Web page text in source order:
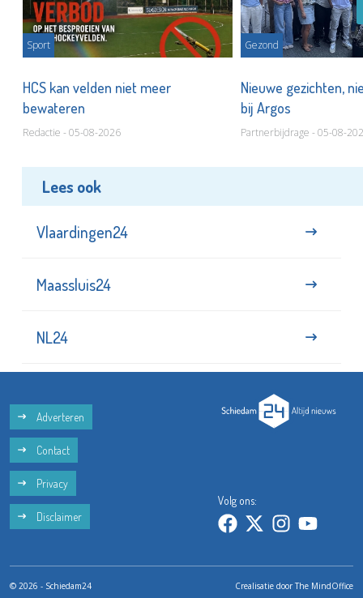
Sport
HCS kan velden niet meer
bewateren
Redactie - 05-08-2026
Gezond
Nieuwe gezichten,
bij Argos
Partnerbijdrage - 05-08-
Lees ook
Vlaardingen24
Maassluis24
NL24
Adverteren
Contact
Privacy
Disclaimer
Volg ons:
© 2026 - Schiedam24 Crealisatie doorThe MindOffice